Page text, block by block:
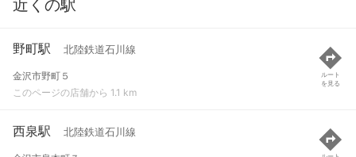
近くの駅
野町駅 北陸鉄道石川線
金沢市野町５
このページの店舗から 1.1 km
ルート
を見る
西泉駅 北陸鉄道石川線